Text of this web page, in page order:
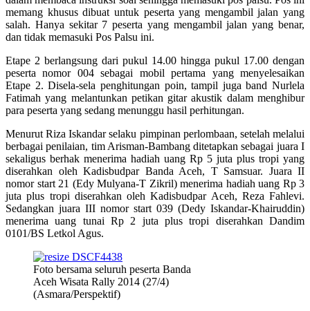
memang khusus dibuat untuk peserta yang mengambil jalan yang
salah. Hanya sekitar 7 peserta yang mengambil jalan yang benar,
dan tidak memasuki Pos Palsu ini.
Etape 2 berlangsung dari pukul 14.00 hingga pukul 17.00 dengan
peserta nomor 004 sebagai mobil pertama yang menyelesaikan
Etape 2. Disela-sela penghitungan poin, tampil juga band Nurlela
Fatimah yang melantunkan petikan gitar akustik dalam menghibur
para peserta yang sedang menunggu hasil perhitungan.
Menurut Riza Iskandar selaku pimpinan perlombaan, setelah melalui
berbagai penilaian, tim Arisman-Bambang ditetapkan sebagai juara I
sekaligus berhak menerima hadiah uang Rp 5 juta plus tropi yang
diserahkan oleh Kadisbudpar Banda Aceh, T Samsuar. Juara II
nomor start 21 (Edy Mulyana-T Zikril) menerima hadiah uang Rp 3
juta plus tropi diserahkan oleh Kadisbudpar Aceh, Reza Fahlevi.
Sedangkan juara III nomor start 039 (Dedy Iskandar-Khairuddin)
menerima uang tunai Rp 2 juta plus tropi diserahkan Dandim
0101/BS Letkol Agus.
Foto bersama seluruh peserta Banda
Aceh Wisata Rally 2014 (27/4)
(Asmara/Perspektif)